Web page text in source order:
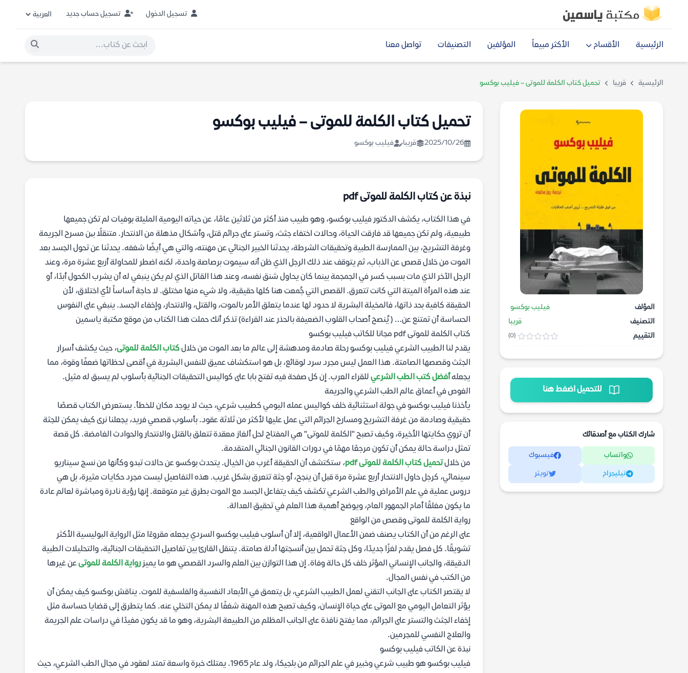
تسجيل الدخول تسجيل حساب جديد
الرئيسية الأقسام الأكثر مبيعاً المؤلفين التصنيفات تواصل معنا
الرئيسية قريبا تحميل كتاب الكلمة للموتى – فيليب بوكسو
المؤلف
فيليب بوكسو
التصنيف
قريبا
التقييم
(0)
للتحميل اضغط هنا
شارك الكتاب مع أصدقائك
واتساب فيسبوك
تيليجرام تويتر
تحميل كتاب الكلمة للموتى – فيليب بوكسو
2025/10/26 قريبا فيليب بوكسو
نبذة عن كتاب الكلمة للموتى pdf
في هذا الكتاب، يكشف الدكتور فيليب بوكسو، وهو طبيب منذ أكثر من ثلاثين عامًا، عن حياته اليومية المليئة بوفيات لم تكن جميعها
طبيعية، ولم تكن جميعها قد فارقت الحياة، وحالات اختفاء جثث، وتستر على جرائم قتل، وأشكال مذهلة من الانتحار. متنقلًا بین مسرح الجريمة
وغرفة التشريح، بين الممارسة الطبية وتحقيقات الشرطة، يحدثنا الخبير الجنائي عن مهنته، والتي هي أيضًا شغفه. يحدثنا عن تحول الجسد بعد
الموت من خلال قصص عن الذباب، ثم يتوقف عند ذلك الرجل الذي ظن أنه سيموت برصاصة واحدة، لكنه اضطر للمحاولة أربع عشرة مرة، وعند
الرجل الآخر الذي مات بسبب كسر في الجمجمة بينما كان يحاول شنق نفسه، وعند هذا القاتل الذي لم يكن ينبغي له أن يشرب الكحول أبدًا، أو
عند هذه المرأة الميتة التي كانت تتعرق. القصص التي جُمعت هنا كلها حقيقية، ولا شيء منها مختلق. لا حاجة أساساً لأي اختلاق، لأن
الحقيقة كافية بحد ذاتها، فالمخيلة البشرية لا حدود لها عندما يتعلق الأمر بالموت، والقتل، والانتحار، وإخفاء الجسد. ينبغي على النفوس
الحساسة أن تمتنع عن… ( يُنصح أصحاب القلوب الضعيفة بالحذر عند القراءة) تذكر أنك حملت هذا الكتاب من موقع مكتبة ياسمين
كتاب الكلمة للموتى pdf مجانا للكاتب فيليب بوكسو
يقدم لنا الطبيب الشرعي فيليب بوكسو رحلة صادمة ومدهشة إلى عالم ما بعد الموت من خلالكتاب الكلمة للموتى، حيث يكشف أسرار
الجثث وقصصها الصامتة. هذا العمل ليس مجرد سرد لوقائع، بل هو استكشاف عميق للنفس البشرية في أقصى لحظاتها ضعفًا وقوة، مما
يجعلهأفضل كتب الطب الشرعي للقراء العرب. إن كل صفحة فيه تفتح بابا على كواليس التحقيقات الجنائية بأسلوب لم يسبق له مثيل.
الغوص في أعماق عالم الطب الشرعي والجريمة
يأخذنا فيليب بوكسو في جولة استثنائية خلف كواليس عمله اليومي كطبيب شرعي، حيث لا يوجد مكان للخطأ. يستعرض الكتاب قصصًا
حقيقية وصادمة من غرفة التشريح ومسارح الجرائم التي عمل عليها لأكثر من ثلاثة عقود. بأسلوب قصصي فريد، يجعلنا نرى كيف يمكن للجثة
أن تروي حكايتها الأخيرة، وكيف تصبح "الكلمة للموتى" هي المفتاح لحل ألغاز معقدة تتعلق بالقتل والانتحار والحوادث الغامضة. كل قصة
تمثل دراسة حالة يمكن أن تكون مرجعًا مهمًا في دورات القانون الجنائي المتقدمة.
من خلالتحميل كتاب الكلمة للموتى pdf
، ستكتشف أن الحقيقة أغرب من الخيال. يتحدث بوكسو عن حالات تبدو وكأنها من نسج سيناريو
سينمائي، كرجل حاول الانتحار أربع عشرة مرة قبل أن ينجح، أو جثة تتعرق بشكل غريب. هذه التفاصيل ليست مجرد حكايات مثيرة، بل هي
دروس عملية في علم الأمراض والطب الشرعي تكشف كيف يتفاعل الجسد مع الموت بطرق غير متوقعة. إنها رؤية نادرة ومباشرة لعالم عادة
ما يكون مغلقًا أمام الجمهور العام، ويوضح أهمية هذا العلم في تحقيق العدالة.
رواية الكلمة للموتى وقصص من الواقع
على الرغم من أن الكتاب يصنف ضمن الأعمال الواقعية، إلا أن أسلوب فيليب بوكسو السردي يجعله مقروءًا مثل الرواية البوليسية الأكثر
تشويقًا. كل فصل يقدم لغزًا جديدًا، وكل جثة تحمل بين أنسجتها أدلة صامتة. يتنقل القارئ بين تفاصيل التحقيقات الجنائية، والتحليلات الطبية
الدقيقة، والجانب الإنساني المؤثر خلف كل حالة وفاة. إن هذا التوازن بين العلم والسرد القصصي هو ما يميز رواية الكلمة للموتىعن غيرها
من الكتب في نفس المجال.
لا يقتصر الكتاب على الجانب التقني لعمل الطبيب الشرعي، بل يتعمق في الأبعاد النفسية والفلسفية للموت. يناقش بوكسو كيف يمكن أن
يؤثر التعامل اليومي مع الموتى على حياة الإنسان، وكيف تصبح هذه المهنة شغفًا لا يمكن التخلي عنه. كما يتطرق إلى قضايا حساسة مثل
إخفاء الجثث والتستر على الجرائم، مما يفتح نافذة على الجانب المظلم من الطبيعة البشرية، وهو ما قد يكون مفيدًا في دراسات علم الجريمة
والعلاج النفسي للمجرمين.
نبذة عن الكاتب فيليب بوكسو
فيليب بوكسو هو طبيب شرعي وخبير في علم الجرائم من بلجيكا، ولد عام 1965. يمتلك خبرة واسعة تمتد لعقود في مجال الطب الشرعي، حيث